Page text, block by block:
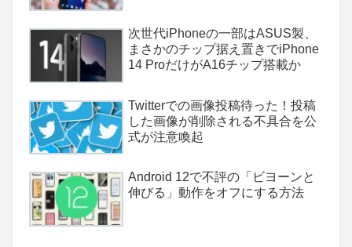
次世代iPhoneの一部はASUS製、
まさかのチップ据え置きでiPhone
14 ProだけがA16チップ搭載か
Twitterでの画像投稿待った！投稿
した画像が削除される不具合を公
式が注意喚起
Android 12で不評の「ビヨーンと
伸びる」動作をオフにする方法